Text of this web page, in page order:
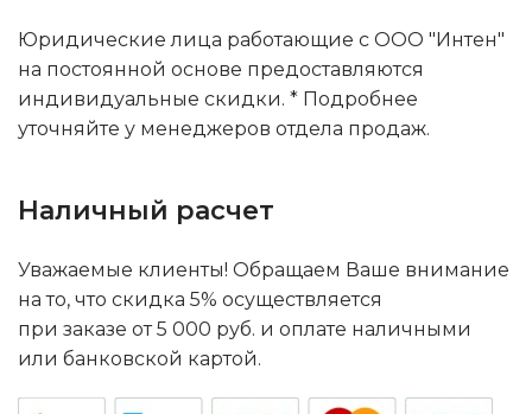
Юридические лица работающие с ООО "Интен"
на постоянной основе предоставляются
индивидуальные скидки. * Подробнее
уточняйте у менеджеров отдела продаж.
Наличный расчет
Уважаемые клиенты! Обращаем Ваше внимание
на то, что скидка 5% осуществляется
при заказе от 5 000 руб. и оплате наличными
или банковской картой.